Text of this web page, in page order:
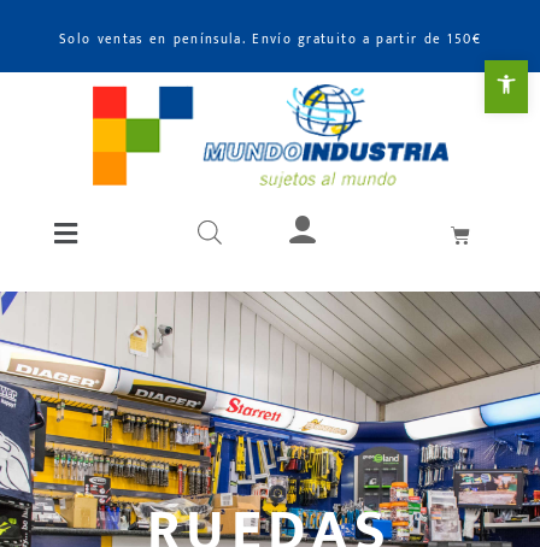
Solo ventas en península. Envío gratuito a partir de 150€